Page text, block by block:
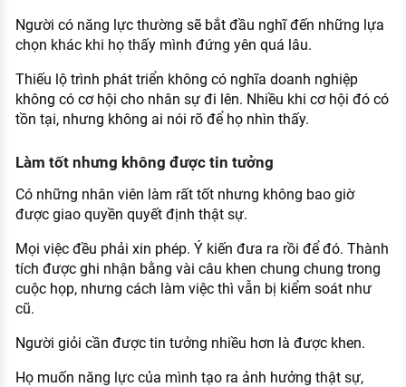
Người có năng lực thường sẽ bắt đầu nghĩ đến những lựa
chọn khác khi họ thấy mình đứng yên quá lâu.
Thiếu lộ trình phát triển không có nghĩa doanh nghiệp
không có cơ hội cho nhân sự đi lên. Nhiều khi cơ hội đó có
tồn tại, nhưng không ai nói rõ để họ nhìn thấy.
Làm tốt nhưng không được tin tưởng
Có những nhân viên làm rất tốt nhưng không bao giờ
được giao quyền quyết định thật sự.
Mọi việc đều phải xin phép. Ý kiến đưa ra rồi để đó. Thành
tích được ghi nhận bằng vài câu khen chung chung trong
cuộc họp, nhưng cách làm việc thì vẫn bị kiểm soát như
cũ.
Người giỏi cần được tin tưởng nhiều hơn là được khen.
Họ muốn năng lực của mình tạo ra ảnh hưởng thật sự,